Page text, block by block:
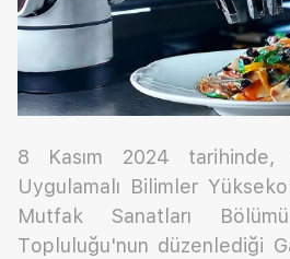
8 Kasım 2024 tarihinde,
Uygulamalı Bilimler
Mutfak Sanatları
Topluluğu'nun düzenlediği